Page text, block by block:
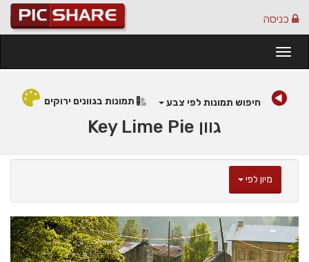
כניסה
חיפוש תמונות לפי צבע תמונות בגוונים ירוקים
גוון Key Lime Pie
מיון לפי